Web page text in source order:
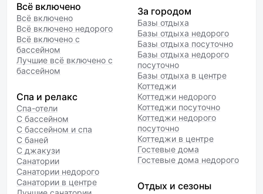
Всё включено
Всё включено
Всё включено недорого
Всё включено с
бассейном
Лучшие всё включено с
бассейном
Спа и релакс
Спа-отели
С бассейном
С бассейном и спа
С баней
С джакузи
Санатории
Санатории недорого
Санатории в центре
За городом
Базы отдыха
Базы отдыха недорого
Базы отдыха посуточно
Базы отдыха недорого
посуточно
Базы отдыха в центре
Коттеджи
Коттеджи недорого
Коттеджи посуточно
Коттеджи недорого
посуточно
Коттеджи в центре
Гостевые дома
Гостевые дома недорого
Отдых и сезоны